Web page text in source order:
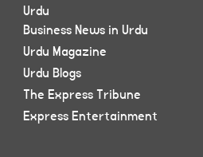
Urdu
Business News in Urdu
Urdu Magazine
Urdu Blogs
The Express Tribune
Express Entertainment